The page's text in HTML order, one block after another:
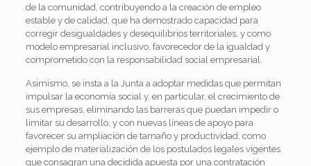
de la comunidad, contribuyendo a la creación de empleo
estable y de calidad, que ha demostrado capacidad para
corregir desigualdades y desequilibrios territoriales, y como
modelo empresarial inclusivo, favorecedor de la igualdad y
comprometido con la responsabilidad social empresarial.
Asimismo, se insta a la Junta a adoptar medidas que permitan
impulsar la economía social y, en particular, el crecimiento de
sus empresas, eliminando las barreras que puedan impedir o
limitar su desarrollo, y con nuevas líneas de apoyo para
favorecer su ampliación de tamaño y productividad, como
ejemplo de materialización de los postulados legales vigentes
que consagran una decidida apuesta por una contratación